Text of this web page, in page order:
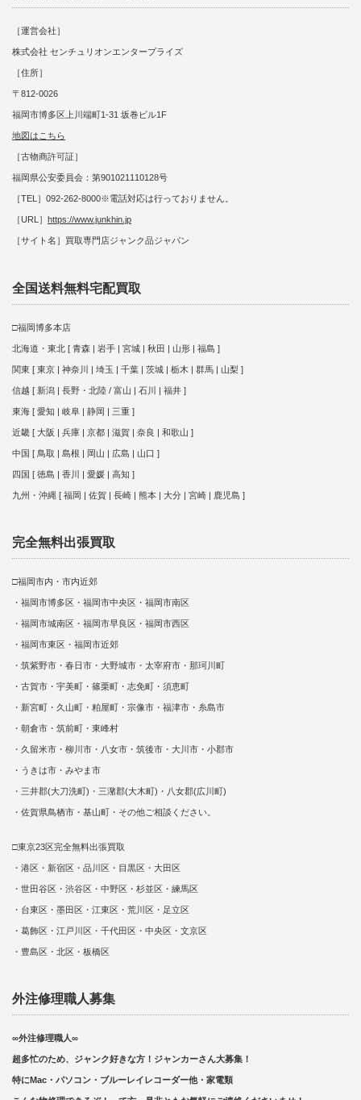
［運営会社］
株式会社 センチュリオンエンタープライズ
［住所］
〒812-0026
福岡市博多区上川端町1-31 坂巻ビル1F
地図はこちら
［古物商許可証］
福岡県公安委員会：第901021110128号
［TEL］092-262-8000※電話対応は行っておりません。
［URL］ https://www.junkhin.jp
［サイト名］買取専門店ジャンク品ジャパン
全国送料無料宅配買取
□福岡博多本店
北海道・東北 [ 青森 | 岩手 | 宮城 | 秋田 | 山形 | 福島 ]
関東 [ 東京 | 神奈川 | 埼玉 | 千葉 | 茨城 | 栃木 | 群馬 | 山梨 ]
信越 [ 新潟 | 長野・北陸 / 富山 | 石川 | 福井 ]
東海 [ 愛知 | 岐阜 | 静岡 | 三重 ]
近畿 [ 大阪 | 兵庫 | 京都 | 滋賀 | 奈良 | 和歌山 ]
中国 [ 鳥取 | 島根 | 岡山 | 広島 | 山口 ]
四国 [ 徳島 | 香川 | 愛媛 | 高知 ]
九州・沖縄 [ 福岡 | 佐賀 | 長崎 | 熊本 | 大分 | 宮崎 | 鹿児島 ]
完全無料出張買取
□福岡市内・市内近郊
・福岡市博多区・福岡市中央区・福岡市南区
・福岡市城南区・福岡市早良区・福岡市西区
・福岡市東区・福岡市近郊
・筑紫野市・春日市・大野城市・太宰府市・那珂川町
・古賀市・宇美町・篠栗町・志免町・須恵町
・新宮町・久山町・粕屋町・宗像市・福津市・糸島市
・朝倉市・筑前町・東峰村
・久留米市・柳川市・八女市・筑後市・大川市・小郡市
・うきは市・みやま市
・三井郡(大刀洗町)・三潴郡(大木町)・八女郡(広川町)
・佐賀県鳥栖市・基山町・その他ご相談ください。
□東京23区完全無料出張買取
・港区・新宿区・品川区・目黒区・大田区
・世田谷区・渋谷区・中野区・杉並区・練馬区
・台東区・墨田区・江東区・荒川区・足立区
・葛飾区・江戸川区・千代田区・中央区・文京区
・豊島区・北区・板橋区
外注修理職人募集
∞外注修理職人∞
超多忙のため、ジャンク好きな方！ジャンカーさん大募集！
特にMac・パソコン・ブルーレイレコーダー他・家電類